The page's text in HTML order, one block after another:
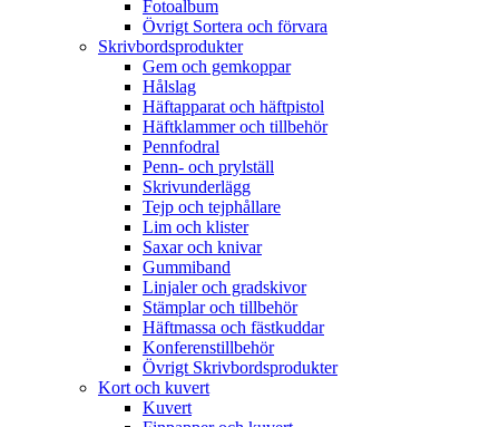
Fotoalbum
Övrigt Sortera och förvara
Skrivbordsprodukter
Gem och gemkoppar
Hålslag
Häftapparat och häftpistol
Häftklammer och tillbehör
Pennfodral
Penn- och prylställ
Skrivunderlägg
Tejp och tejphållare
Lim och klister
Saxar och knivar
Gummiband
Linjaler och gradskivor
Stämplar och tillbehör
Häftmassa och fästkuddar
Konferenstillbehör
Övrigt Skrivbordsprodukter
Kort och kuvert
Kuvert